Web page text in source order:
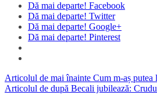
Dă mai departe! Facebook
Dă mai departe! Twitter
Dă mai departe! Google+
Dă mai departe! Pinterest
Articolul de mai înainte Cum m-aș putea
Articolul de după Becali jubilează: